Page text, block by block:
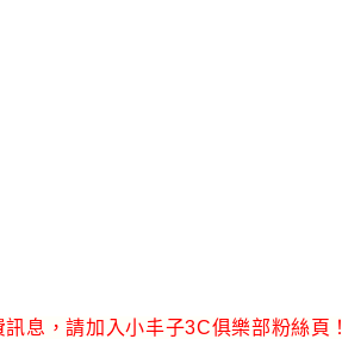
息，請加入小丰子3C俱樂部粉絲頁！